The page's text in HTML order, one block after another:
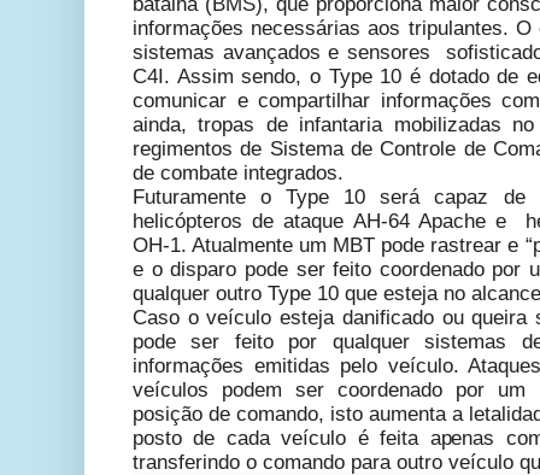
informações necessárias aos tripulantes.
sistemas avançados e sensores
C4I. Assim sendo, o Type 10 é dotado de
comunicar e compartilhar informações
ainda, tropas de infantaria mobilizadas
regimentos de Sistema de Controle de
de combate integrados.
Futuramente o Type 10 será capaz
helicópteros de ataque AH-64 Apache e
OH-1. Atualmente um MBT pode rastrear e
e o disparo pode ser feito coordenado por
qualquer outro Type 10 que esteja no
Caso o veículo esteja danificado ou
pode ser feito por qualquer sistemas
informações emitidas pelo veículo.
veículos podem ser coordenado por
posição de comando, isto aumenta a
posto de cada veículo é feita apenas
transferindo o comando para outro veículo